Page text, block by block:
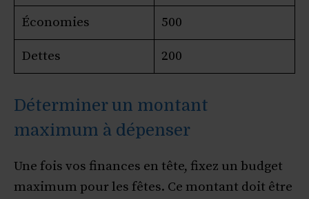
Économies 500
Dettes 200
Déterminer un montant
maximum à dépenser
Une fois vos finances en tête, fixez un budget
maximum pour les fêtes. Ce montant doit être